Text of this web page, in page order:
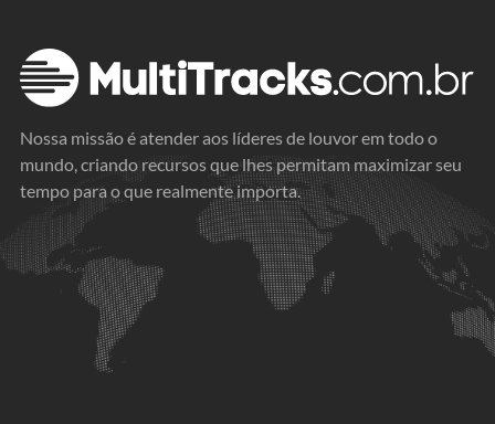
Nossa missão é atender aos líderes de louvor em todo o
mundo, criando recursos que lhes permitam maximizar seu
tempo para o que realmente importa.